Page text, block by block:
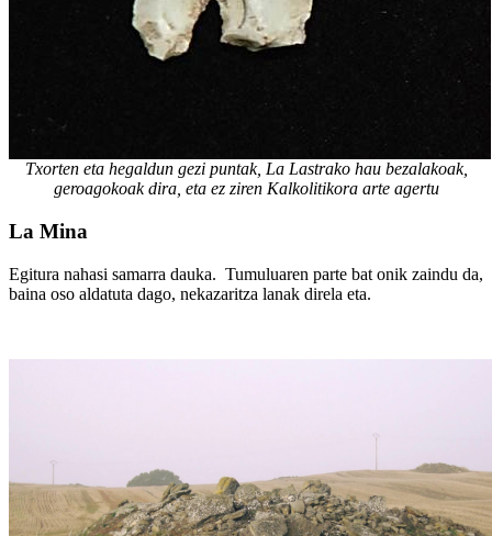
Txorten eta hegaldun gezi puntak, La Lastrako hau bezalakoak,
geroagokoak dira, eta ez ziren Kalkolitikora arte agertu
La Mina
Egitura nahasi samarra dauka. Tumuluaren parte bat onik zaindu da,
baina oso aldatuta dago, nekazaritza lanak direla eta.